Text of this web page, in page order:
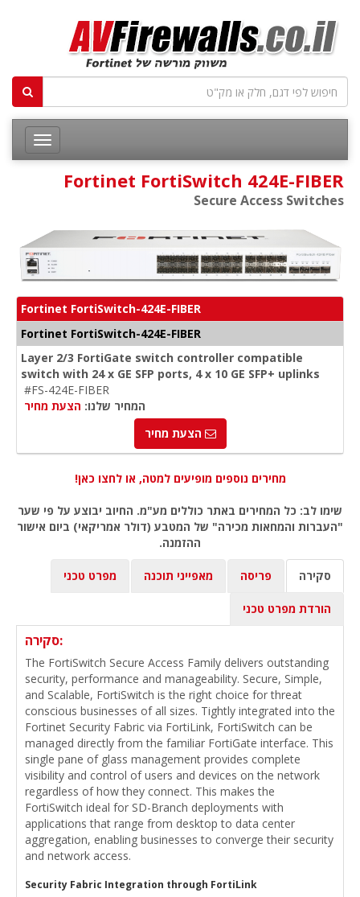
Fortinet FortiSwitch 424E-FIBER
Secure Access Switches
Fortinet FortiSwitch-424E-FIBER
Fortinet FortiSwitch-424E-FIBER
Layer 2/3 FortiGate switch controller compatible
switch with 24 x GE SFP ports, 4 x 10 GE SFP+ uplinks
#FS-424E-FIBER
המחיר שלנו: הצעת מחיר
הצעת מחיר
מחירים נוספים מופיעים למטה, או לחצו כאן!
שימו לב: כל המחירים באתר כוללים מע"מ. החיוב יבוצע על פי שער
"העברות והמחאות מכירה" של המטבע (דולר אמריקאי) ביום אישור
ההזמנה.
סקירה פריסה מאפייני תוכנה מפרט טכני
הורדת מפרט טכני
סקירה:
The FortiSwitch Secure Access Family delivers outstanding
security, performance and manageability. Secure, Simple,
and Scalable, FortiSwitch is the right choice for threat
conscious businesses of all sizes. Tightly integrated into the
Fortinet Security Fabric via FortiLink, FortiSwitch can be
managed directly from the familiar FortiGate interface. This
single pane of glass management provides complete
visibility and control of users and devices on the network
regardless of how they connect. This makes the
FortiSwitch ideal for SD-Branch deployments with
applications that range from desktop to data center
aggregation, enabling businesses to converge their security
and network access.
Security Fabric Integration through FortiLink